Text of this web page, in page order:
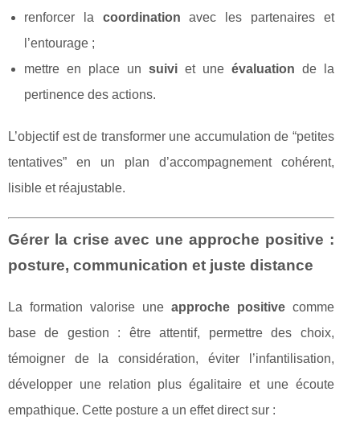
renforcer la coordination avec les partenaires et
l’entourage ;
mettre en place un suiviet une évaluation de la
pertinence des actions.
L’objectif est de transformer une accumulation de “petites
tentatives” en un plan d’accompagnement cohérent,
lisible et réajustable.
Gérer la crise avec une approche positive :
posture, communication et juste distance
La formation valorise une approche positivecomme
base de gestion : être attentif, permettre des choix,
témoigner de la considération, éviter l’infantilisation,
développer une relation plus égalitaire et une écoute
empathique. Cette posture a un effet direct sur :